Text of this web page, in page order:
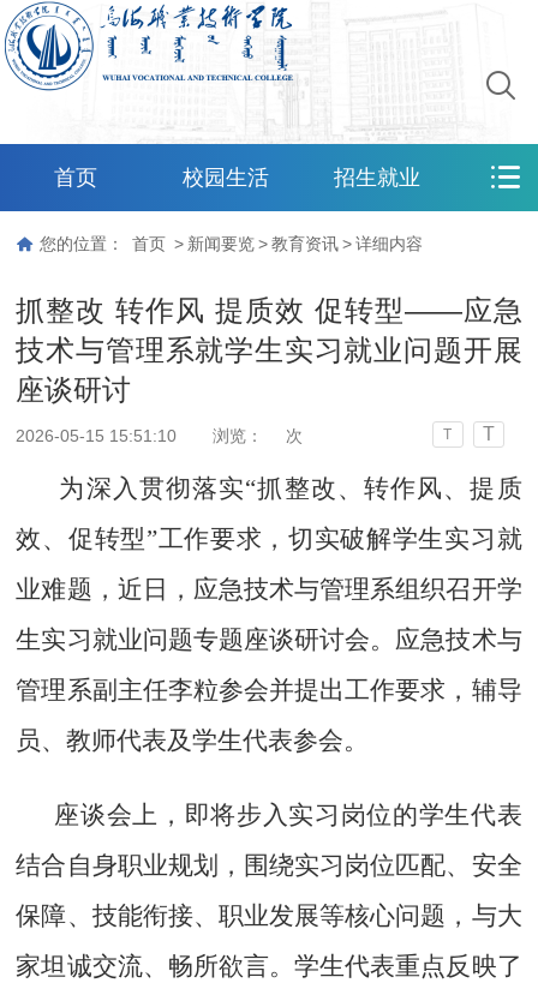
首页 校园生活 招生就业
您的位置： 首页 > 新闻要览 > 教育资讯 > 详细内容
抓整改 转作风 提质效 促转型——应急
技术与管理系就学生实习就业问题开展
座谈研讨
2026-05-15 15:51:10 浏览： 次 T T
为深入贯彻落实“抓整改、转作风、提质
效、促转型”工作要求，切实破解学生实习就
业难题，近日， 应急技术与管理系组织召开学
生实习就业问题专题座谈研讨会。应急技术与
管理系副主任李粒参会并提出工作要求，辅导
员、教师代表及学生代表参会。
座谈会上，即将步入实习岗位的学生代表
结合自身职业规划，围绕实习岗位匹配、安全
保障、技能衔接、职业发展等核心问题，与大
家坦诚交流、畅所欲言。学生代表重点反映了